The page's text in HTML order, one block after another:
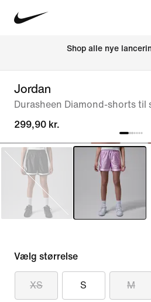
Shop alle nye
Jordan
Durasheen Diamond-shorts til
299,90 kr.
Vælg størrelse
XS S M